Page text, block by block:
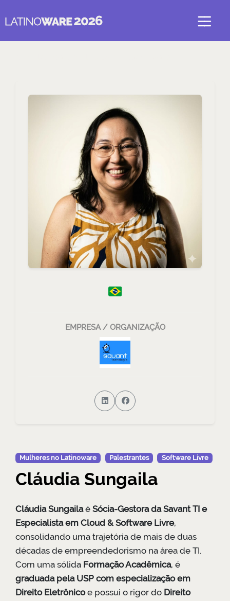
EMPRESA / ORGANIZAÇÃO
Mulheres no Latinoware Palestrantes Software Livre
Cláudia Sungaila
Cláudia Sungailaé Sócia-Gestora da Savant TI e
Especialista em Cloud & Software Livre,
consolidando uma trajetória de mais de duas
décadas de empreendedorismo na área de TI.
Com uma sólida Formação Acadêmica, é
graduada pela USP com especialização em
Direito Eletrônicoe possui o rigor do Direito